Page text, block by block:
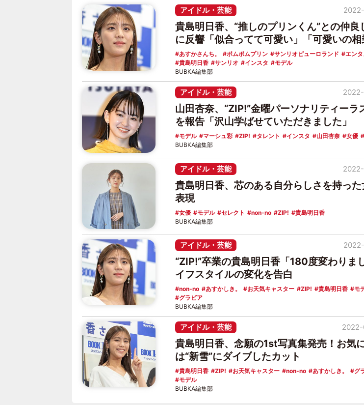
アイドル・芸能
貴島明日香、“推しのプリンくん”との仲良
に反響「似合ってて可愛い」「可愛いの相
あすかさんち。 ポムポムプリン サンリオピューロランド エンタ
貴島明日香
サンリオ インスタ モデル
BUBKA編集部
アイドル・芸能
山田杏奈、“ZIP!”金曜パーソナリティーラ
を報告「沢山学ばせていただきました」
モデル マーシュ彩 ZIP! タレント インスタ 山田杏奈 女優
BUBKA編集部
アイドル・芸能
貴島明日香、芯のある自分らしさを持った
表現
女優 モデル セレクト non-no ZIP! 貴島明日香
BUBKA編集部
アイドル・芸能
“ZIP!”卒業の貴島明日香「180度変わりま
イフスタイルの変化を告白
non-no あすかしき。 お天気キャスター ZIP! 貴島明日香 モ
グラビア
BUBKA編集部
アイドル・芸能
貴島明日香、念願の1st写真集発売！お気
は“新雪”にダイブしたカット
貴島明日香 ZIP! お天気キャスター non-no あすかしき。 グ
モデル
BUBKA編集部